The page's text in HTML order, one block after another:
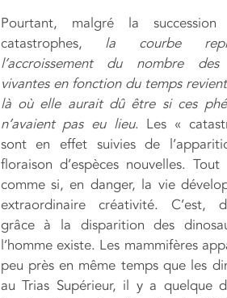
Pourtant, malgré la
catastrophes, la courbe
l’accroissement du nombre des
vivantes en fonction du temps
là où elle aurait dû être si ces
n’avaient pas eu lieu. Les «
sont en effet suivies de
floraison d’espèces nouvelles. Tout
comme si, en danger, la vie
extraordinaire créativité. C’est,
grâce à la disparition des
l’homme existe. Les mammifères
peu près en même temps que les
au Trias Supérieur, il y a quelque